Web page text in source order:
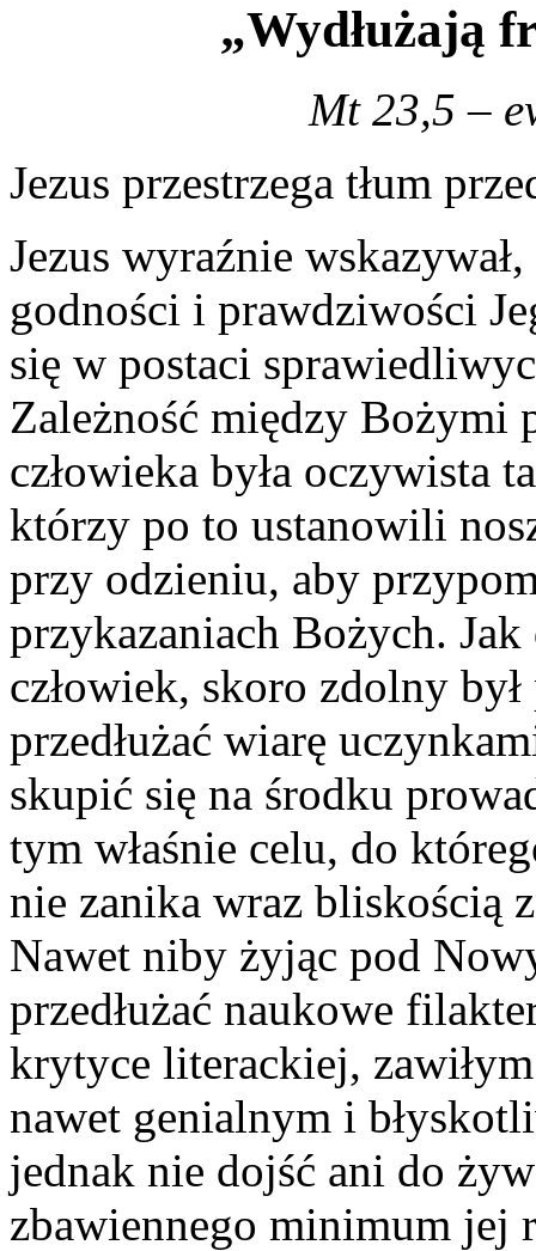
„Wydłużają
Mt 23,5 –
Jezus przestrzega tłum
Jezus wyraźnie
godności i prawdziwości
się w postaci
Zależność między Bożymi
człowieka była oczywista
którzy po to ustanowili
przy odzieniu, aby
przykazaniach Bożych.
człowiek, skoro zdolny
przedłużać wiarę
skupić się na środku
tym właśnie celu, do
nie zanika wraz bliskością
Nawet niby żyjąc pod
przedłużać naukowe
krytyce literackiej,
nawet genialnym i
jednak nie dojść ani do
zbawiennego minimum jej